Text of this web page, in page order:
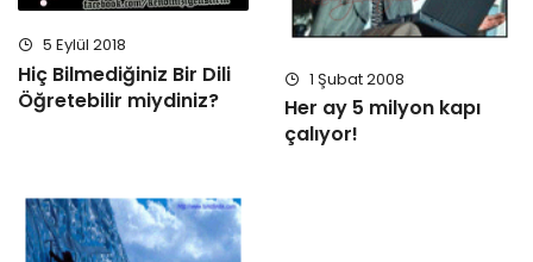
5 Eylül 2018
Hiç Bilmediğiniz Bir Dili
Öğretebilir miydiniz?
1 Şubat 2008
Her ay 5 milyon kapı
çalıyor!